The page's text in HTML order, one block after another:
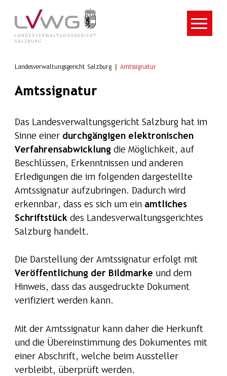
Zum Hauptinhalt springen
Landesverwaltungsgericht Salzburg Amtssignatur
Amtssignatur
Das Landesverwaltungsgericht Salzburg hat im
Sinne einer durchgängigen elektronischen
Verfahrensabwicklung die Möglichkeit, auf
Beschlüssen, Erkenntnissen und anderen
Erledigungen die im folgenden dargestellte
Amtssignatur aufzubringen. Dadurch wird
erkennbar, dass es sich um ein amtliches
Schriftstückdes Landesverwaltungsgerichtes
Salzburg handelt.
Die Darstellung der Amtssignatur erfolgt mit
Veröffentlichung der Bildmarke und dem
Hinweis, dass das ausgedruckte Dokument
verifiziert werden kann.
Mit der Amtssignatur kann daher die Herkunft
und die Übereinstimmung des Dokumentes mit
einer Abschrift, welche beim Aussteller
verbleibt, überprüft werden.